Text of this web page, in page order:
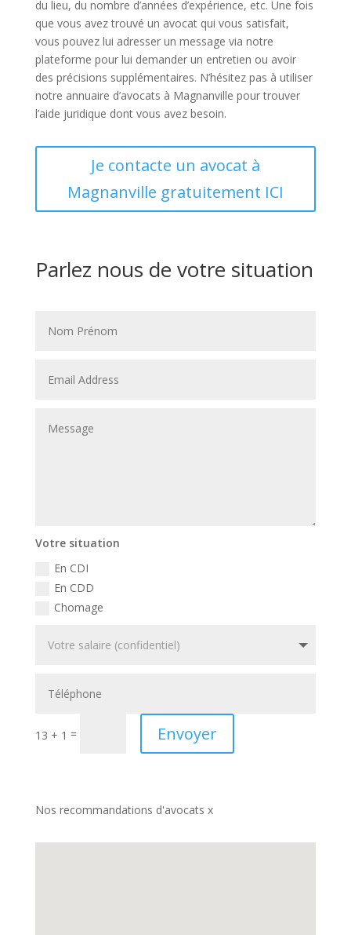
du lieu, du nombre d’années d’expérience, etc. Une fois
que vous avez trouvé un avocat qui vous satisfait,
vous pouvez lui adresser un message via notre
plateforme pour lui demander un entretien ou avoir
des précisions supplémentaires. N’hésitez pas à utiliser
notre annuaire d’avocats à Magnanville pour trouver
l’aide juridique dont vous avez besoin.
Je contacte un avocat à
Magnanville gratuitement ICI
Parlez nous de votre situation
Votre situation
En CDI
En CDD
Chomage
13 + 1 = Envoyer
Nos recommandations d'avocats x